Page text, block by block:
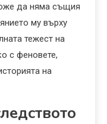
да няма същия
му върху
тежест на
с феновете,
на